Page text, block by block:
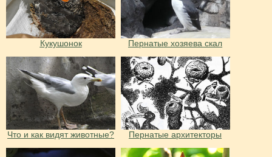
Кукушонок Пернатые хозяева скал
Что и как видят животные? Пернатые архитекторы